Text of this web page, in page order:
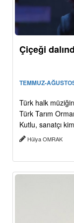
Çiçeği
TEMMUZ-
Türk halk
Türk Tarım
Kutlu, sanatçı
Hülya OMRAK